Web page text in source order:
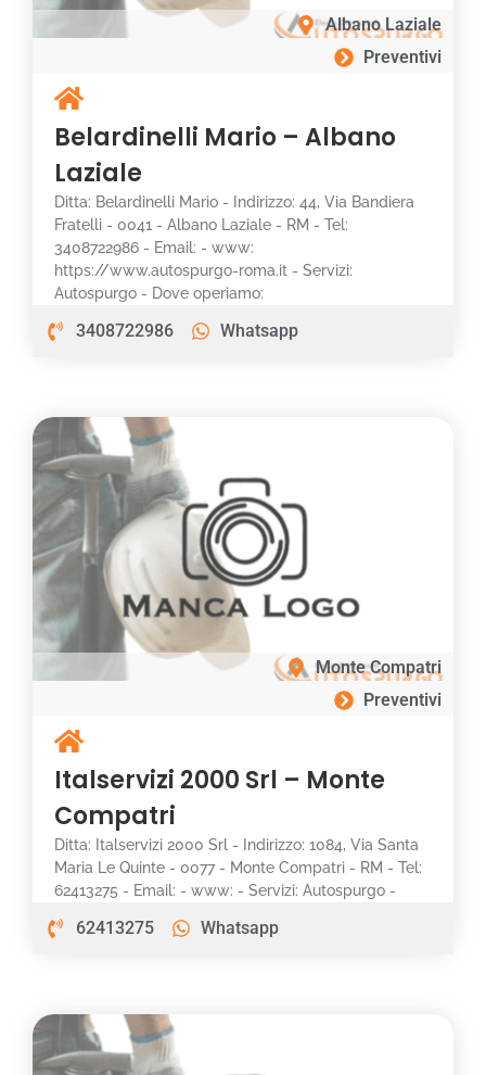
Albano Laziale
Preventivi
Belardinelli Mario – Albano
Laziale
Ditta: Belardinelli Mario - Indirizzo: 44, Via Bandiera
Fratelli - 0041 - Albano Laziale - RM - Tel:
3408722986 - Email: - www:
https://www.autospurgo-roma.it - Servizi:
Autospurgo - Dove operiamo:
3408722986 Whatsapp
Monte Compatri
Preventivi
Italservizi 2000 Srl – Monte
Compatri
Ditta: Italservizi 2000 Srl - Indirizzo: 1084, Via Santa
Maria Le Quinte - 0077 - Monte Compatri - RM - Tel:
62413275 - Email: - www: - Servizi: Autospurgo -
62413275 Whatsapp